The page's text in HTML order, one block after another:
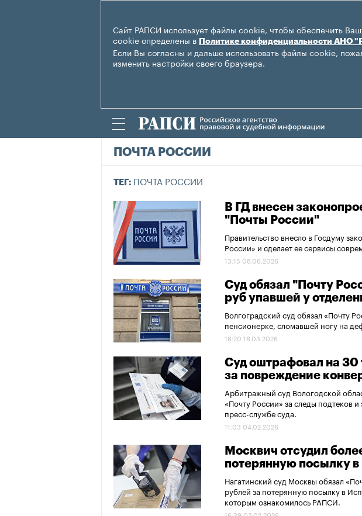
Сайт РАПСИ использует файлы cookie, чтобы обеспечить
cookie определены в Политике конфиденциальности АНО
Если Вы согласны и дальше использовать файлы cookie,
изменить настройки своего браузера.
ПОЧТА РОССИИ
ТЕГ: ПОЧТА РОССИИ
В ГД внесен
"Почты России"
Правительство внесло в Госдуму
России» и сделает ее сервисы
13:15 08.06.2026
Суд обязал "Почту
руб упавшей у
Волгоградский суд обязал «Почту
пенсионерке, сломавшей ногу на
16:20 16.03.2026
Суд оштрафовал на 30
за повреждение
Арбитражный суд Вологодской
«Почту России» за следы подтеков
пресс-службе суда.
11:03 04.02.2026
Москвич отсудил
потерянную посылку
Нагатинский суд Москвы обязал
рублей за потерянную посылку в
которым ознакомилось РАПСИ.